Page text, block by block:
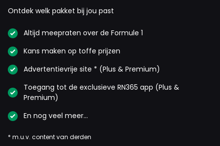
Ontdek welk pakket bij jou past
Altijd meepraten over de Formule 1
Kans maken op toffe prijzen
Advertentievrije site * (Plus & Premium)
Toegang tot de exclusieve RN365 app (Plus &
Premium)
En nog veel meer…
* m.u.v. content van derden